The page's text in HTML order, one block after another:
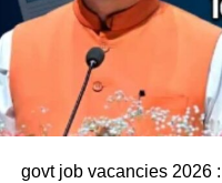
के दस साल के शासन में विकास
जिनके वो आवाज उठाते रहे
कलह, कुछ स्तरों पर प्रशासनिक
सामने आई है। बीते कुछ समय में
मामले सामने आए हैं।
govt job vacancies 2026 :